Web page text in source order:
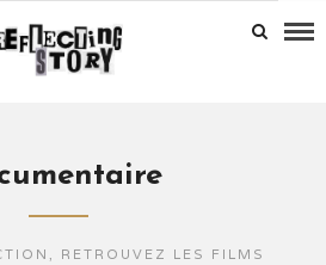
RETROUVEZ LES FILMS